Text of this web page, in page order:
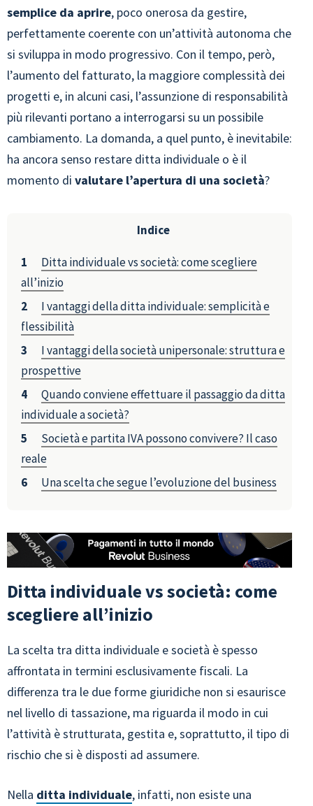
semplice da aprire, poco onerosa da gestire,
perfettamente coerente con un’attività autonoma che
si sviluppa in modo progressivo. Con il tempo, però,
l’aumento del fatturato, la maggiore complessità dei
progetti e, in alcuni casi, l’assunzione di responsabilità
più rilevanti portano a interrogarsi su un possibile
cambiamento. La domanda, a quel punto, è inevitabile:
ha ancora senso restare ditta individuale o è il
momento di valutare l’apertura di una società?
Indice
Ditta individuale vs società: come scegliere
all’inizio
I vantaggi della ditta individuale: semplicità e
flessibilità
I vantaggi della società unipersonale: struttura e
prospettive
Quando conviene effettuare il passaggio da ditta
individuale a società?
Società e partita IVA possono convivere? Il caso
reale
Una scelta che segue l’evoluzione del business
Ditta individuale vs società: come
scegliere all’inizio
La scelta tra ditta individuale e società è spesso
affrontata in termini esclusivamente fiscali. La
differenza tra le due forme giuridiche non si esaurisce
nel livello di tassazione, ma riguarda il modo in cui
l’attività è strutturata, gestita e, soprattutto, il tipo di
rischio che si è disposti ad assumere.
Nella ditta individuale, infatti, non esiste una